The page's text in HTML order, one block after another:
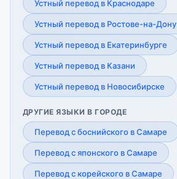
Устный перевод в Краснодаре
Устный перевод в Ростове-на-Дону
Устный перевод в Екатеринбурге
Устный перевод в Казани
Устный перевод в Новосибирске
ДРУГИЕ ЯЗЫКИ В ГОРОДЕ
Перевод с боснийского в Самаре
Перевод с японского в Самаре
Перевод с корейского в Самаре